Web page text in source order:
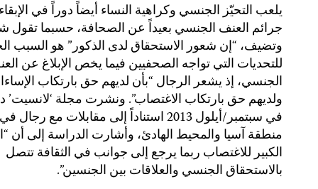
يلعب التحيّز الجنسي وكراهية النساء أيضاً دوراً في
جرائم العنف الجنسي بعيداً عن الصحافة، حسبما تقول
وتضيف، “إن شعور الاستحقاق لدى الذكور” هو السبب
للتحديات التي تواجه الصحفيين فيما يخص الإبلاغ عن
الجنسي، إذ يشعر الرجال “بأن لديهم حق بارتكاب
ولديهم حق بارتكاب الاغتصاب”. ونشرت مجلة ‘لانسيت’
في سبتمبر/أيلول 2013 استناداً إلى مقابلات مع
منطقة آسيا والمحيط الهادئ، وأشارت الدراسة إلى أن
الكبير للاغتصاب ربما يرجع إلى جوانب في الثقافة تتصل
بالاستحقاق الجنسي والعلاقات بين الجنسين”.